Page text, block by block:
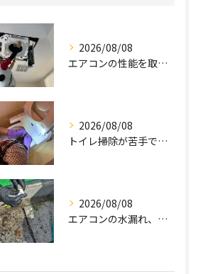
2026/08/08
エアコンの性能を取り戻しませんか？
2026/08/08
トイレ掃除が苦手でも、効率的にできる方法をご紹介します。
2026/08/08
エアコンの水漏れ、心配ですよね。